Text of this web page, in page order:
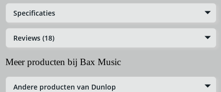
Specificaties
Reviews (18)
Meer producten bij Bax Music
Andere producten van Dunlop